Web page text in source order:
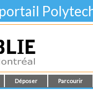
Déposer Parcourir